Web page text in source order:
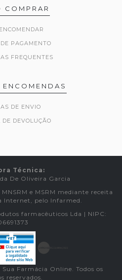
COMPRAR
PAGAMENTO
FREQUENTES
DE ENVIO
DE DEVOLUÇÃO
Técnica:
De Oliveira Garcia
e MSRM mediante receita
Internet, pelo Infarmed.
farmacêuticos Lda | NIPC:
Farmácia Online. Todos os
reservados.